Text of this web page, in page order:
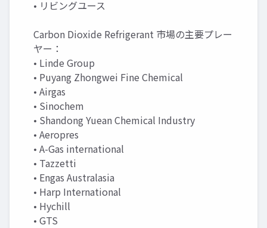
• リビングユース
Carbon Dioxide Refrigerant 市場の主要プレー
ヤー：
• Linde Group
• Puyang Zhongwei Fine Chemical
• Airgas
• Sinochem
• Shandong Yuean Chemical Industry
• Aeropres
• A-Gas international
• Tazzetti
• Engas Australasia
• Harp International
• Hychill
• GTS